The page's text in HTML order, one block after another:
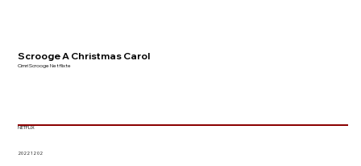
Scrooge A Christmas Carol
Cimri Scrooge Netflixte
NETFLIX
2022 12 02